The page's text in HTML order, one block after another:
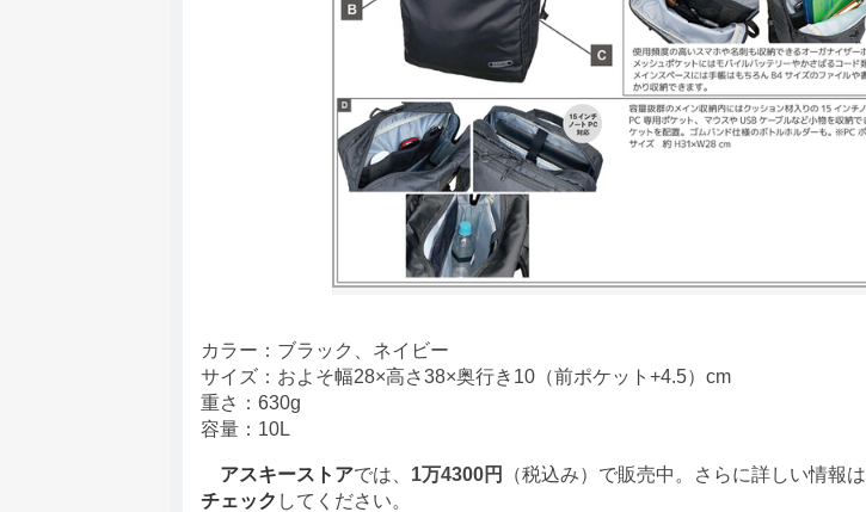
カラー：ブラック、ネイビー
サイズ：およそ幅28×高さ38×奥行き10（前ポケット+4.5）cm
重さ：630g
容量：10L
アスキーストアでは、 1万4300円 （税込み）で販売中。さらに詳しい情報は
チェック してください。